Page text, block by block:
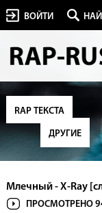
ВОЙТИ
RAP ТЕКСТА
ДРУГИЕ
Млечный - X-Ray
ПРОСМОТРЕНО